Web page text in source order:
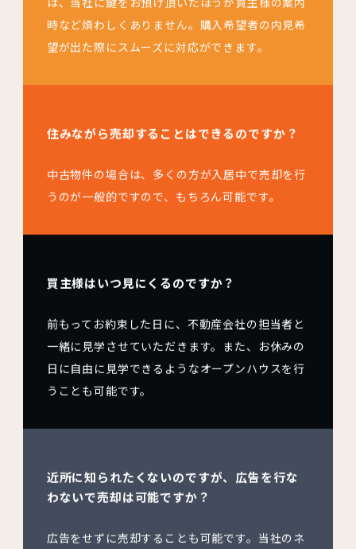
時など煩わしくありません。購入希望者の内見希
望が出た際にスムーズに対応ができます。
住みながら売却することはできるのですか？
中古物件の場合は、多くの方が入居中で売却を行
うのが一般的ですので、もちろん可能です。
買主様はいつ見にくるのですか？
前もってお約束した日に、不動産会社の担当者と
一緒に見学させていただきます。また、お休みの
日に自由に見学できるようなオープンハウスを行
うことも可能です。
近所に知られたくないのですが、広告を行な
わないで売却は可能ですか？
広告をせずに売却することも可能です。当社のネ